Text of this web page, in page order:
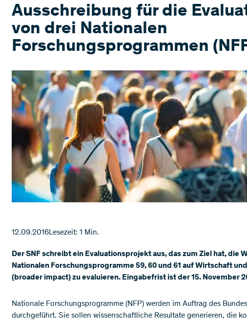
Ausschreibung für die
von drei Nationalen
Forschungsprogrammen
12.09.2016Lesezeit: 1 Min.
Der SNF schreibt ein Evaluationsprojekt aus, das zum Ziel hat, die
Nationalen Forschungsprogramme 59, 60 und 61 auf Wirtschaft
(broader impact) zu evaluieren. Eingabefrist ist der 15. November
​Nationale Forschungsprogramme (NFP) werden im Auftrag des
durchgeführt. Sie sollen wissenschaftliche Resultate generieren, die